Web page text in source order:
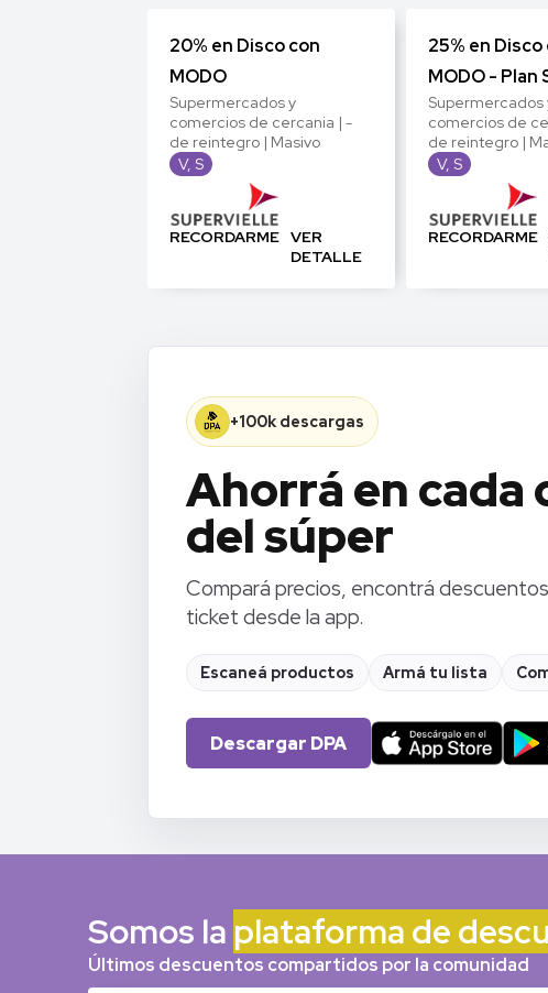
20% en Disco con
MODO
Supermercados y
comercios de cercania | -
de reintegro | Masivo
V, S
RECORDARME VER
DETALLE
25% en Disco
MODO - Plan
Supermercados
comercios de
de reintegro |
V, S
RECORDARME
+100k descargas
Ahorrá en cada
del súper
Compará precios, encontrá
ticket desde la app.
Escaneá productos Armá tu lista
Descargar DPA
Somos la plataforma de
Últimos descuentos compartidos por la comunidad